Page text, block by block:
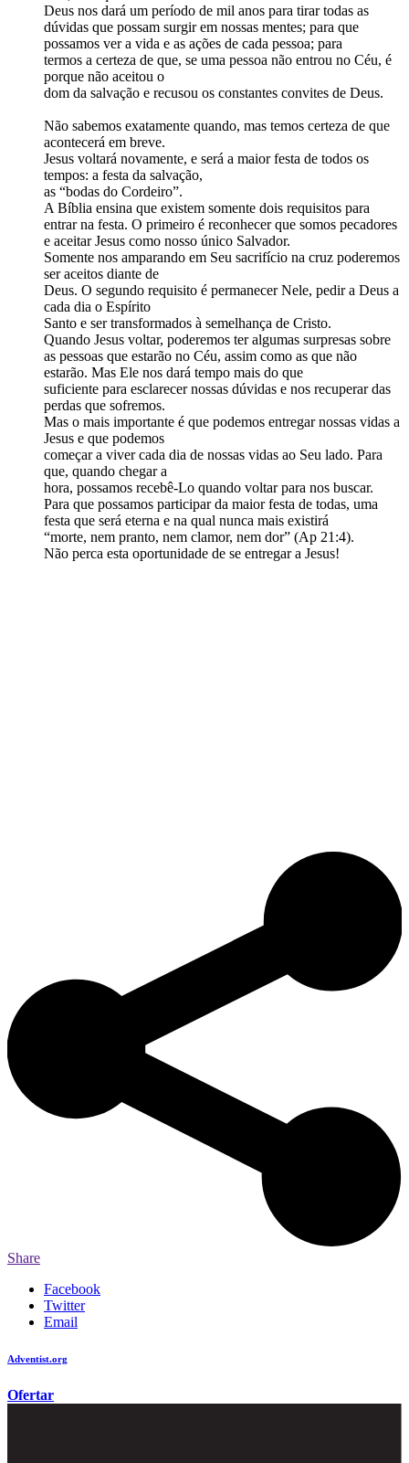
Deus nos dará um período de mil anos para tirar todas as
dúvidas que possam surgir em nossas mentes; para que
possamos ver a vida e as ações de cada pessoa; para
termos a certeza de que, se uma pessoa não entrou no Céu, é
porque não aceitou o
dom da salvação e recusou os constantes convites de Deus.
Não sabemos exatamente quando, mas temos certeza de que
acontecerá em breve.
Jesus voltará novamente, e será a maior festa de todos os
tempos: a festa da salvação,
as “bodas do Cordeiro”.
A Bíblia ensina que existem somente dois requisitos para
entrar na festa. O primeiro é reconhecer que somos pecadores
e aceitar Jesus como nosso único Salvador.
Somente nos amparando em Seu sacrifício na cruz poderemos
ser aceitos diante de
Deus. O segundo requisito é permanecer Nele, pedir a Deus a
cada dia o Espírito
Santo e ser transformados à semelhança de Cristo.
Quando Jesus voltar, poderemos ter algumas surpresas sobre
as pessoas que estarão no Céu, assim como as que não
estarão. Mas Ele nos dará tempo mais do que
suficiente para esclarecer nossas dúvidas e nos recuperar das
perdas que sofremos.
Mas o mais importante é que podemos entregar nossas vidas a
Jesus e que podemos
começar a viver cada dia de nossas vidas ao Seu lado. Para
que, quando chegar a
hora, possamos recebê-Lo quando voltar para nos buscar.
Para que possamos participar da maior festa de todas, uma
festa que será eterna e na qual nunca mais existirá
“morte, nem pranto, nem clamor, nem dor” (Ap 21:4).
Não perca esta oportunidade de se entregar a Jesus!
Share
Facebook
Twitter
Email
Adventist.org
Ofertar